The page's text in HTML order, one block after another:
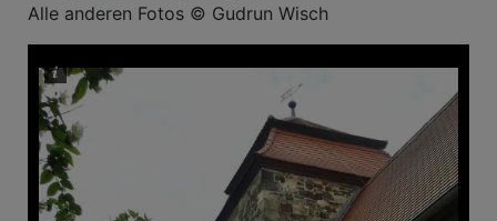
Alle anderen Fotos © Gudrun Wisch